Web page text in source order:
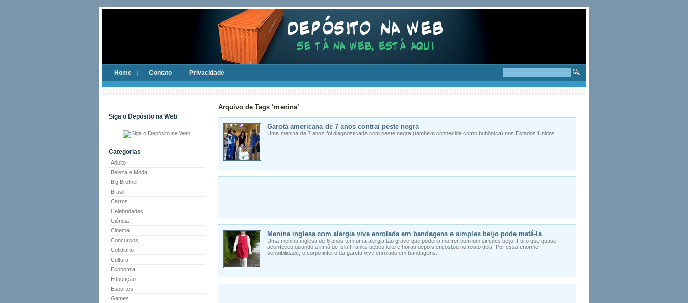
Home Contato Privacidade
Siga o Depósito na Web
Categorias
Adulto
Beleza e Moda
Big Brother
Brasil
Carros
Celebridades
Ciência
Cinema
Concursos
Cotidiano
Cultura
Economia
Educação
Esportes
Games
Arquivo de Tags ‘menina’
Garota americana de 7 anos contrai peste negra
Uma menina de 7 anos foi diagnosticada com peste negra (também conhecida como bubônica) nos Estados Unidos.
Menina inglesa com alergia vive enrolada em bandagens e simples beijo pode matá-la
Uma menina inglesa de 6 anos tem uma alergia tão grave que poderia morrer com um simples beijo. Foi o que quase
aconteceu quando a irmã de Isla Franks bebeu leite e horas depois encostou no rosto dela. Por essa enorme
sensibilidade, o corpo inteiro da garota vive enrolado em bandagens.